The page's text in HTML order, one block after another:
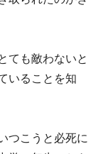
ても敵わないと
いることを知
つこうと必死に